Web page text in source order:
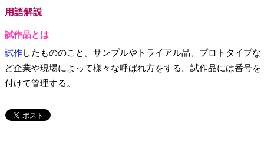
用語解説
試作品とは
試作したもののこと。サンプルやトライアル品、プロトタイプな
ど企業や現場によって様々な呼ばれ方をする。試作品には番号を
付けて管理する。